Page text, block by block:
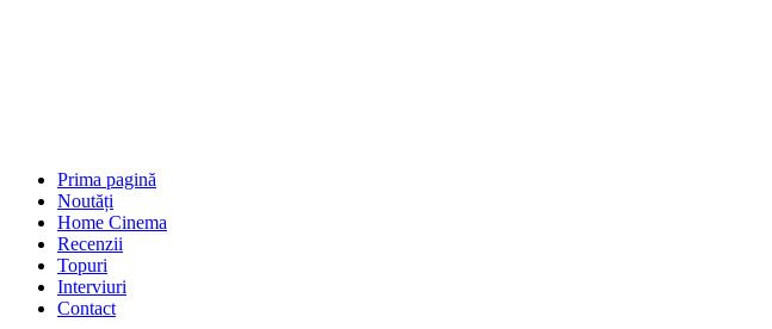
Prima pagină
Noutăți
Home Cinema
Recenzii
Topuri
Interviuri
Contact